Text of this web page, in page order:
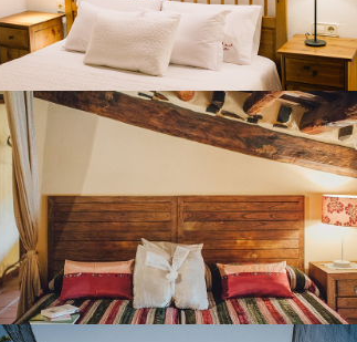
HABITACIÓ 8
ZONA LÚDICA EXTERIOR